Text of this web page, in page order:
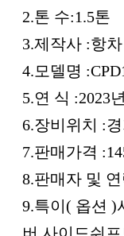
2.톤 수:1.5톤
3.제작사 :항차
4.모델명
5.연 식 :2023
6.장비위치 :
7.판매가격
8.판매자 및 연
9.특이( 옵션 )
버,사이드쉬